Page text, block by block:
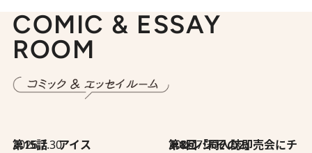
COMIC & ESSAY
ROOM
2026.7.30
第15話 アイス 2026.7.30
第8回「同人誌即売会にチャレンジ その2」